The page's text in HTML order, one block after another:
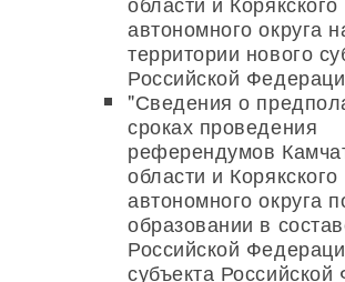
автономного округа
территории нового
Российской
"Сведения о
сроках проведения
референдумов
области и Корякского
автономного округа
образовании в
Российской
субъекта